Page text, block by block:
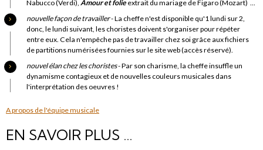
Nabucco (Verdi), Amour et folie extrait du mariage de Figaro (Mozart) ...
nouvelle façon de travailler- La cheffe n'est disponible qu'1 lundi sur 2,
donc, le lundi suivant, les choristes doivent s'organiser pour répéter
entre eux. Cela n'empêche pas de travailler chez soi grâce aux fichiers
de partitions numérisées fournies sur le site web (accès réservé).
nouvel élan chez les choristes- Par son charisme, la cheffe insuffle un
dynamisme contagieux et de nouvelles couleurs musicales dans
l'interprétation des oeuvres !
A propos de l'équipe musicale
EN SAVOIR PLUS ...